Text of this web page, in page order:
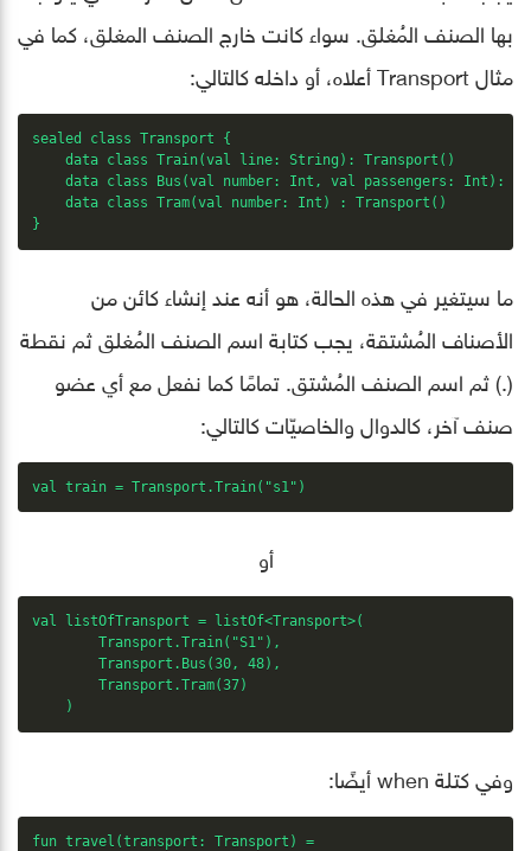
بها الصنف المُغلق. سواء كانت خارج الصنف المغلق، كما في
مثال Transport أعلاه، أو داخله كالتالي:
sealed class Transport {
    data class Train(val line: String): Transport()
data class Bus(val number: Int, val passengers: Int):
    data class Tram(val number: Int) : Transport()
}
ما سيتغير في هذه الحالة، هو أنه عند إنشاء كائن من
الأصناف المُشتقة، يجب كتابة اسم الصنف المُغلق ثم نقطة
(.) ثم اسم الصنف المُشتق. تمامًا كما نفعل مع أي عضو
صنف آخر، كالدوال والخاصيّات كالتالي:
val train = Transport.Train("s1")
أو
val listOfTransport = listOf<Transport>(
        Transport.Train("S1"),
        Transport.Bus(30, 48),
        Transport.Tram(37)
    )
وفي كتلة when أيضًا:
fun travel(transport: Transport) =